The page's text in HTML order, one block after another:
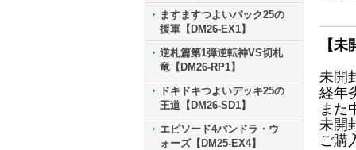
ますますつよいパック25の
援軍【DM26-EX1】
逆札篇第1弾逆転神VS切札
竜【DM26-RP1】
ドキドキつよいデッキ25の
王道【DM26-SD1】
エピソード4パンドラ・ウ
ォーズ【DM25-EX4】
【
未開
経年
また
未開
ご購